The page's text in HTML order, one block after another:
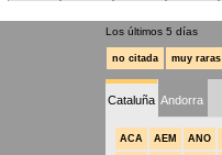
Los últimos 5 días
no citada muy raras
Cataluña Andorra
ACA AEM ANO